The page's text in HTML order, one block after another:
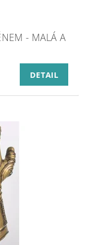
- MALÁ A
DETAIL